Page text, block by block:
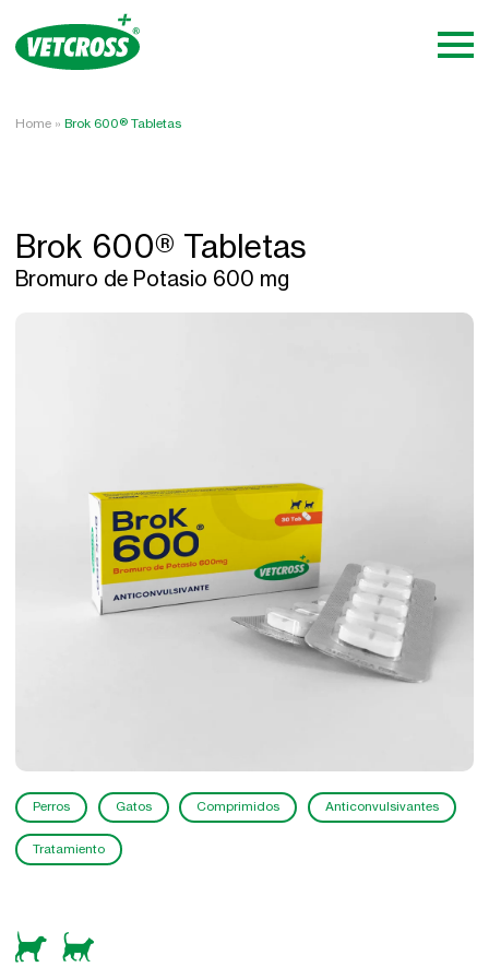
Home »Brok 600® Tabletas
Brok 600® Tabletas
Bromuro de Potasio 600 mg
Perros Gatos Comprimidos Anticonvulsivantes
Tratamiento